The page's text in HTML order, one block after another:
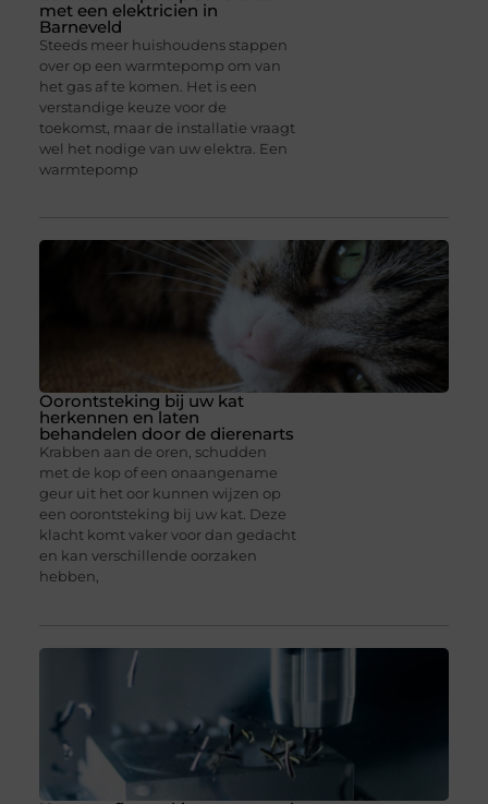
met een elektricien in
Barneveld
Steeds meer huishoudens stappen
over op een warmtepomp om van
het gas af te komen. Het is een
verstandige keuze voor de
toekomst, maar de installatie vraagt
wel het nodige van uw elektra. Een
warmtepomp
Oorontsteking bij uw kat
herkennen en laten
behandelen door de dierenarts
Krabben aan de oren, schudden
met de kop of een onaangename
geur uit het oor kunnen wijzen op
een oorontsteking bij uw kat. Deze
klacht komt vaker voor dan gedacht
en kan verschillende oorzaken
hebben,